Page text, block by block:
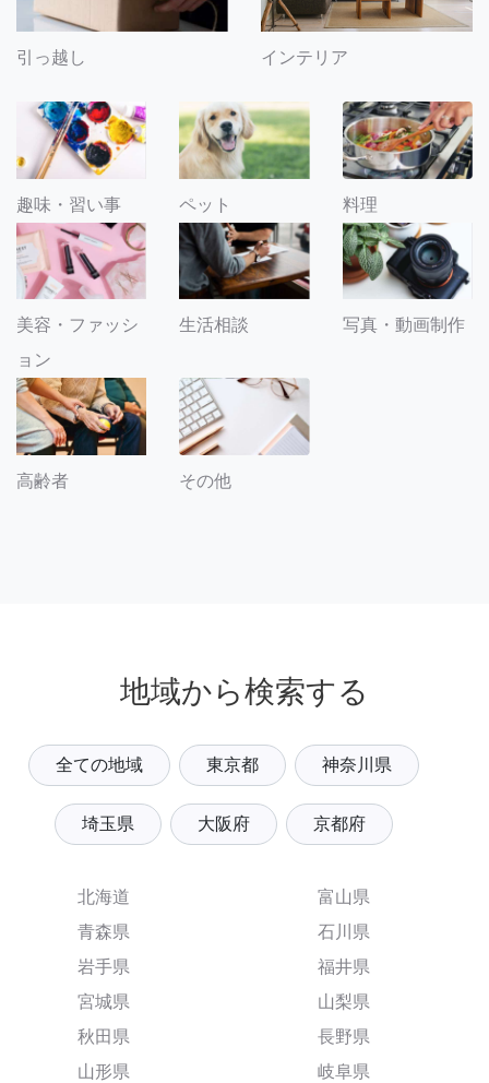
引っ越し インテリア
趣味・習い事 ペット 料理
美容・ファッシ
ョン
生活相談 写真・動画制作
高齢者 その他
地域から検索する
全ての地域 東京都 神奈川県
埼玉県 大阪府 京都府
北海道
青森県
岩手県
宮城県
秋田県
山形県
富山県
石川県
福井県
山梨県
長野県
岐阜県